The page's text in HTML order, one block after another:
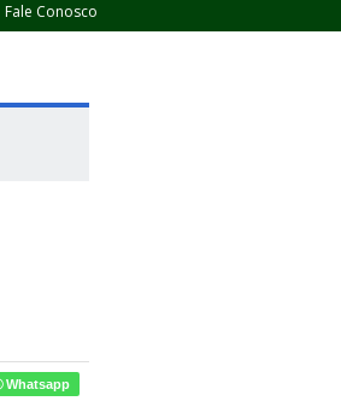
Fale Conosco
Whatsapp